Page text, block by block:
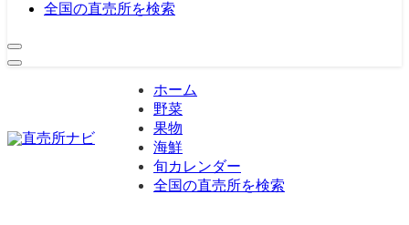
全国の直売所を検索
ホーム
野菜
果物
海鮮
旬カレンダー
全国の直売所を検索